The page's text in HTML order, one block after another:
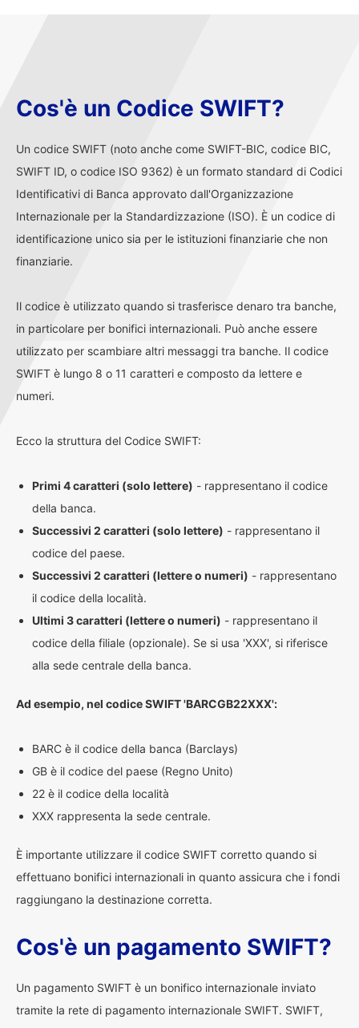
Cos'è un Codice SWIFT?
Un codice SWIFT (noto anche come SWIFT-BIC, codice BIC,
SWIFT ID, o codice ISO 9362) è un formato standard di Codici
Identificativi di Banca approvato dall'Organizzazione
Internazionale per la Standardizzazione (ISO). È un codice di
identificazione unico sia per le istituzioni finanziarie che non
finanziarie.
Il codice è utilizzato quando si trasferisce denaro tra banche,
in particolare per bonifici internazionali. Può anche essere
utilizzato per scambiare altri messaggi tra banche. Il codice
SWIFT è lungo 8 o 11 caratteri e composto da lettere e
numeri.
Ecco la struttura del Codice SWIFT:
Primi 4 caratteri (solo lettere) - rappresentano il codice
della banca.
Successivi 2 caratteri (solo lettere) - rappresentano il
codice del paese.
Successivi 2 caratteri (lettere o numeri) - rappresentano
il codice della località.
Ultimi 3 caratteri (lettere o numeri) - rappresentano il
codice della filiale (opzionale). Se si usa 'XXX', si riferisce
alla sede centrale della banca.
Ad esempio, nel codice SWIFT 'BARCGB22XXX':
BARC è il codice della banca (Barclays)
GB è il codice del paese (Regno Unito)
22 è il codice della località
XXX rappresenta la sede centrale.
È importante utilizzare il codice SWIFT corretto quando si
effettuano bonifici internazionali in quanto assicura che i fondi
raggiungano la destinazione corretta.
Cos'è un pagamento SWIFT?
Un pagamento SWIFT è un bonifico internazionale inviato
tramite la rete di pagamento internazionale SWIFT. SWIFT,